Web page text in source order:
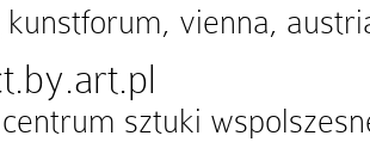
kunstforum, vienna,
sztuki